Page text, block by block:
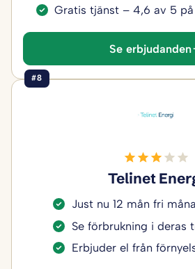
Gratis tjänst – 4,6 av 5
Se erbjudanden
#8
Telinet
Just nu 12 mån fri
Se förbrukning i deras
Erbjuder el från